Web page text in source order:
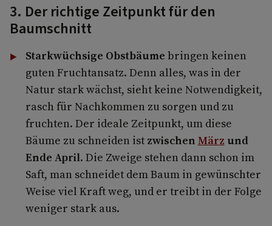
3. Der richtige Zeitpunkt für den
Baumschnitt
Starkwüchsige Obstbäume bringen keinen
guten Fruchtansatz. Denn alles, was in der
Natur stark wächst, sieht keine Notwendigkeit,
rasch für Nachkommen zu sorgen und zu
fruchten. Der ideale Zeitpunkt, um diese
Bäume zu schneiden ist zwischen März und
Ende April. Die Zweige stehen dann schon im
Saft, man schneidet dem Baum in gewünschter
Weise viel Kraft weg, und er treibt in der Folge
weniger stark aus.